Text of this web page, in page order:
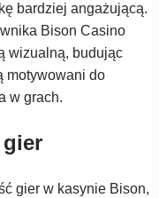
bardziej angażującą.
Bison Casino
wizualną, budując
motywowani do
w grach.
gier w kasynie Bison,